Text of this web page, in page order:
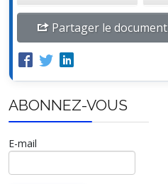
Partager le document
ABONNEZ-VOUS
E-mail